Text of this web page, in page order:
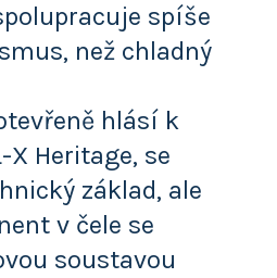
spíše
než chladný
hlásí k
Heritage, se
základ, ale
v čele se
soustavou